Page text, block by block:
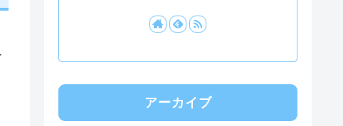
アーカイブ